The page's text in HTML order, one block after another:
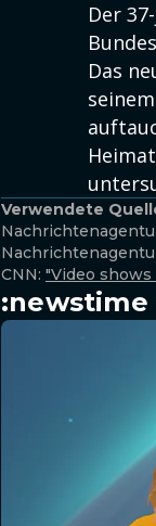
Der
Das
Verwendete
CNN: "Video
:newstime